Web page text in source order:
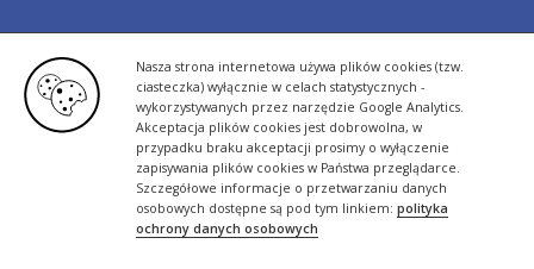
Nasza strona internetowa używa plików cookies (tzw.
ciasteczka) wyłącznie w celach statystycznych -
wykorzystywanych przez narzędzie Google Analytics.
Akceptacja plików cookies jest dobrowolna, w
przypadku braku akceptacji prosimy o wyłączenie
zapisywania plików cookies w Państwa przeglądarce.
Szczegółowe informacje o przetwarzaniu danych
osobowych dostępne są pod tym linkiem: polityka
ochrony danych osobowych
rutyna.pl - tworzenie stron www